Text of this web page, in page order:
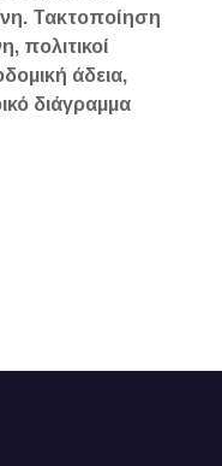
Τακτοποίηση
πολιτικοί
άδεια,
διάγραμμα